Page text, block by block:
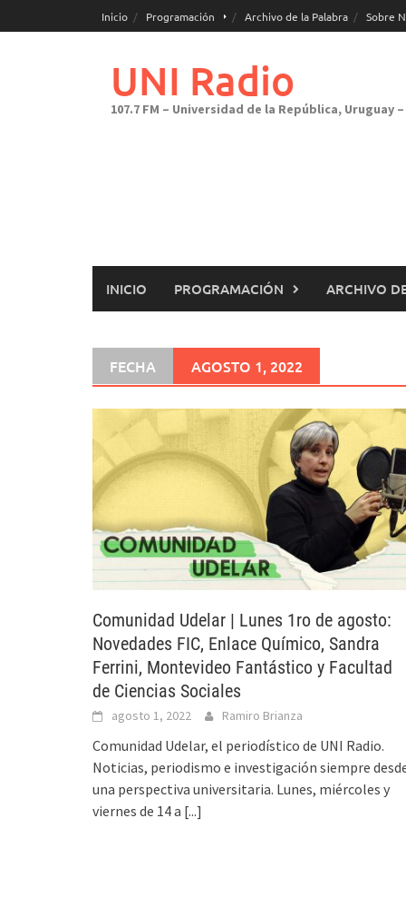
al
Inicio Programación Archivo de la Palabra Sobre
UNI Radio
107.7 FM – Universidad de la República,
INICIO PROGRAMACIÓN ARCHIVO
FECHA AGOSTO 1, 2022
Comunidad Udelar | Lunes 1ro de agosto:
Novedades FIC, Enlace Químico, Sandra
Ferrini, Montevideo Fantástico y Facultad
de Ciencias Sociales
agosto 1, 2022 Ramiro Brianza
Comunidad Udelar, el periodístico de UNI Radio.
Noticias, periodismo e investigación siempre
una perspectiva universitaria. Lunes, miércoles y
viernes de 14 a [...]